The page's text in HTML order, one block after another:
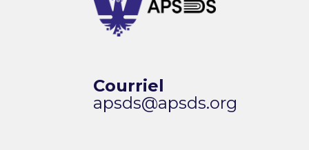
Courriel
apsds@apsds.org